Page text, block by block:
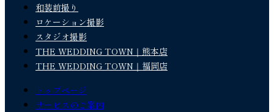
和装前撮り
ロケーション撮影
スタジオ撮影
THE WEDDING TOWN｜熊本店
THE WEDDING TOWN｜福岡店
トップページ
サービスのご案内